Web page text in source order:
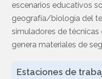
escenarios educativos
geografía/biología del
simuladores de técnicas
genera materiales de
Estaciones de